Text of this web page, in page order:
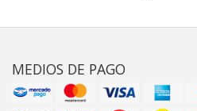
MEDIOS DE PAGO